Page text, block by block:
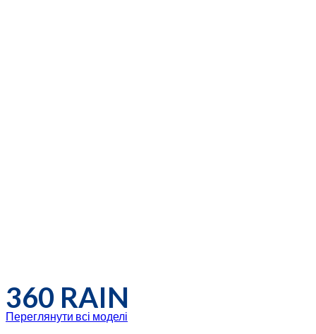
360 RAIN
Переглянути всі моделі